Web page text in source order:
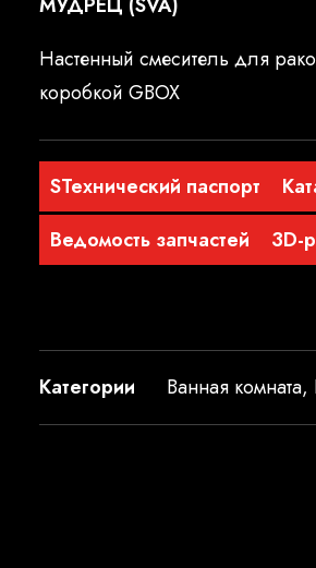
Настенный смеситель для
коробкой GBOX
SТехнический паспорт
Ведомость запчастей
3D-
Категории Ванная комната,